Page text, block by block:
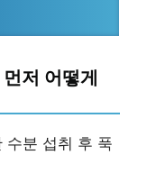
저 어떻게
수분 섭취 후 푹